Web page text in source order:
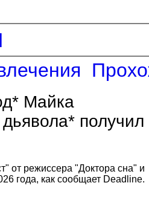
Майка
получил
от режиссера "Доктора сна" и
года, как сообщает Deadline.